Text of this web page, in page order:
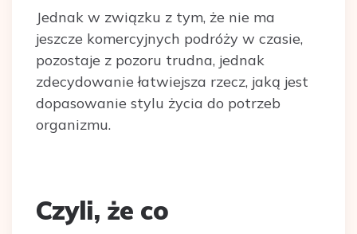
Jednak w związku z tym, że nie ma
jeszcze komercyjnych podróży w czasie,
pozostaje z pozoru trudna, jednak
zdecydowanie łatwiejsza rzecz, jaką jest
dopasowanie stylu życia do potrzeb
organizmu.
Czyli, że co